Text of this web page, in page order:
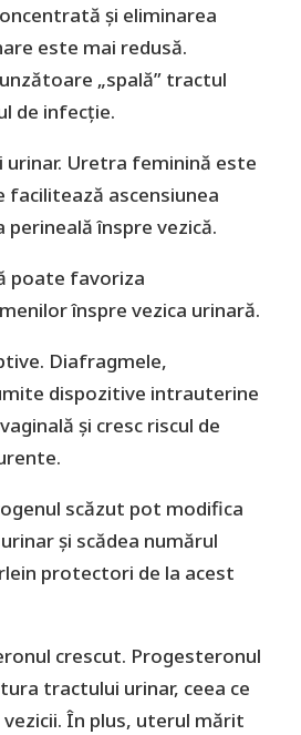
și eliminarea
este mai redusă.
„spală” tractul
de infecție.
Uretra feminină este
facilitează ascensiunea
înspre vezică.
poate favoriza
înspre vezica urinară.
Diafragmele,
dispozitive intrauterine
și cresc riscul de
scăzut pot modifica
și scădea numărul
protectori de la acest
crescut. Progesteronul
tractului urinar, ceea ce
În plus, uterul mărit